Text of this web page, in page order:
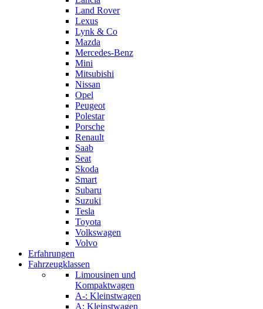
Land Rover
Lexus
Lynk & Co
Mazda
Mercedes-Benz
Mini
Mitsubishi
Nissan
Opel
Peugeot
Polestar
Porsche
Renault
Saab
Seat
Skoda
Smart
Subaru
Suzuki
Tesla
Toyota
Volkswagen
Volvo
Erfahrungen
Fahrzeugklassen
Limousinen und
Kompaktwagen
A-: Kleinstwagen
A: Kleinstwagen